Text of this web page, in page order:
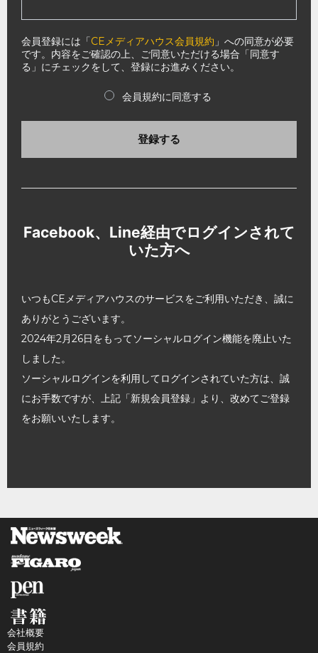
会員登録には「CEメディアハウス会員規約 」への同意が必要
です。内容をご確認の上、ご同意いただける場合「同意す
る」にチェックをして、登録にお進みください。
会員規約に同意する
登録する
Facebook、Line経由でログインされて
いた方へ
いつもCEメディアハウスのサービスをご利用いただき、誠に
ありがとうございます。
2024年2月26日をもってソーシャルログイン機能を廃止いた
しました。
ソーシャルログインを利用してログインされていた方は、誠
にお手数ですが、上記「新規会員登録」より、改めてご登録
をお願いいたします。
会社概要
会員規約